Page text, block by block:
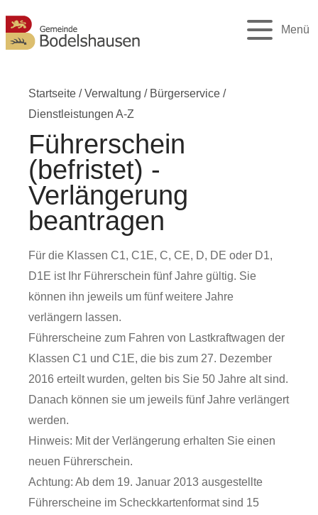
Menü
Startseite /Verwaltung / Bürgerservice /
Dienstleistungen A-Z
Führerschein
(befristet) -
Verlängerung
beantragen
Für die Klassen C1, C1E, C, CE, D, DE oder D1,
D1E ist Ihr Führerschein fünf Jahre gültig. Sie
können ihn jeweils um fünf weitere Jahre
verlängern lassen.
Führerscheine zum Fahren von Lastkraftwagen der
Klassen C1 und C1E, die bis zum 27. Dezember
2016 erteilt wurden, gelten bis Sie 50 Jahre alt sind.
Danach können sie um jeweils fünf Jahre verlängert
werden.
Hinweis: Mit der Verlängerung erhalten Sie einen
neuen Führerschein.
Achtung: Ab dem 19. Januar 2013 ausgestellte
Führerscheine im Scheckkartenformat sind 15